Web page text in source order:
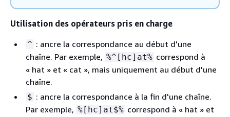
Utilisation des opérateurs pris en charge
^ : ancre la correspondance au début d'une
chaîne. Par exemple, %^[hc]at% correspond à
« hat » et « cat », mais uniquement au début d'une
chaîne.
$ : ancre la correspondance à la fin d'une chaîne.
Par exemple, %[hc]at$% correspond à « hat » et